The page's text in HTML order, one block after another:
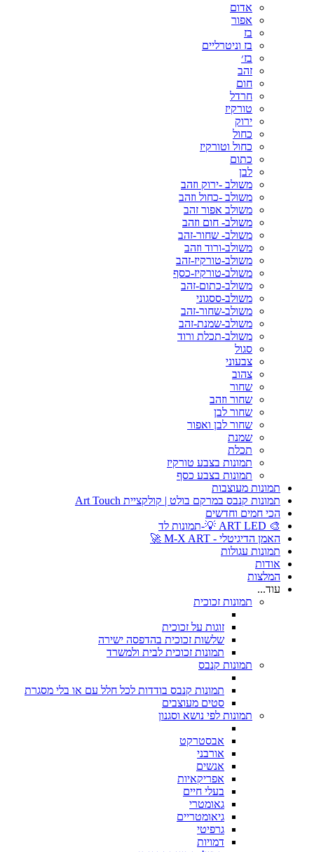
אדום
אפור
בז
בז וניטרליים
בז׳
זהב
חום
חרדל
טורקיז
ירוק
כחול
כחול וטורקיז
כתום
לבן
משולב -ירוק וזהב
משולב -כחול וזהב
משולב אפור זהב
משולב- חום וזהב
משולב- שחור-זהב
משולב-ורוד וזהב
משולב-טורקיז-זהב
משולב-טורקיז-כסף
משולב-כתום-זהב
משולב-ססגוני
משולב-שחור-זהב
משולב-שמנת-זהב
משולב-תכלת ורוד
סגול
צבעוני
צהוב
שחור
שחור וזהב
שחור לבן
שחור לבן ואפור
שמנת
תכלת
תמונות בצבע טורקיז
תמונות בצבע כסף
תמונות מעוצבות
תמונות קנבס במרקם בולט | קולקציית Art Touch
הכי חמים וחדשים
🎨 ART LED 💡-תמונות לד
האמן הדיגיטלי - M-X ART 🚀
תמונות עגולות
אודות
המלצות
עוד...
תמונות זכוכית
זוגות על זכוכית
שלשות זכוכית בהדפסה ישירה
תמונות זכוכית לבית ולמשרד
תמונות קנבס
תמונות קנבס בודדות לכל חלל עם או בלי מסגרת
סטים מעוצבים
תמונות לפי נושא וסגנון
אבסטרקט
אורבני
אנשים
אפריקאיות
בעלי חיים
גאומטרי
גיאומטריים
גרפיטי
דמויות